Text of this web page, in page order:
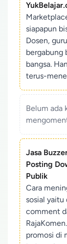
siapapun
Dosen,
bergabung
bangsa.
terus-
Belum ada
Jasa
Posting
Publik
Cara
sosial yaitu
comment
promosi di